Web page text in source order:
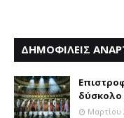
ΔΗΜΟΦΙΛΕΙΣ
Μαρτίου